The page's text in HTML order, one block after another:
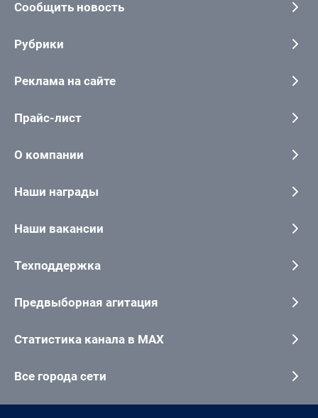
Сообщить новость
Рубрики
Реклама на сайте
Прайс-лист
О компании
Наши награды
Наши вакансии
Техподдержка
Предвыборная агитация
Статистика канала в MAX
Все города сети